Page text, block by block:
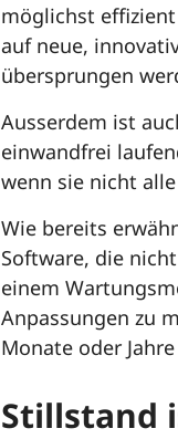
möglichst
auf neue,
übersprungen
Ausserdem ist
einwandfrei
wenn sie nicht
Wie bereits
Software, die
einem
Anpassungen zu
Monate oder
Stillstand